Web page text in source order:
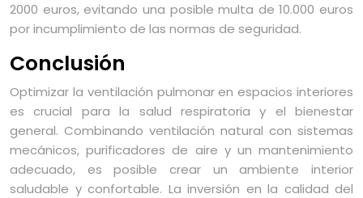
2000 euros, evitando una posible multa de 10.000 euros
por incumplimiento de las normas de seguridad.
Conclusión
Optimizar la ventilación pulmonar en espacios interiores
es crucial para la salud respiratoria y el bienestar
general. Combinando ventilación natural con sistemas
mecánicos, purificadores de aire y un mantenimiento
adecuado, es posible crear un ambiente interior
saludable y confortable. La inversión en la calidad del